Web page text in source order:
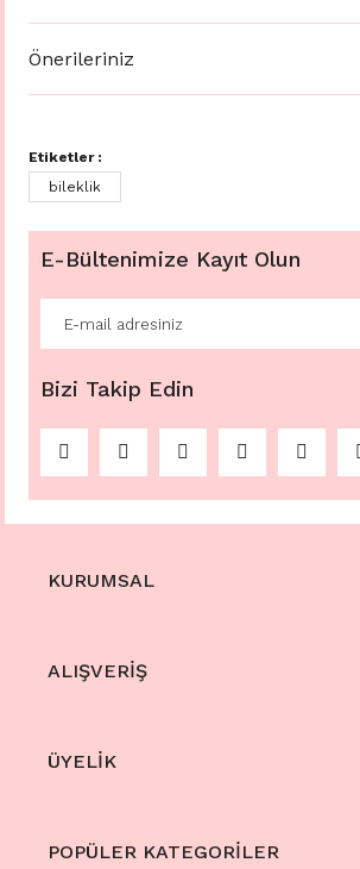
Önerileriniz
Etiketler :
bileklik
E-Bültenimize Kayıt Olun
Bizi Takip Edin
KURUMSAL
ALIŞVERİŞ
ÜYELİK
POPÜLER KATEGORİLER